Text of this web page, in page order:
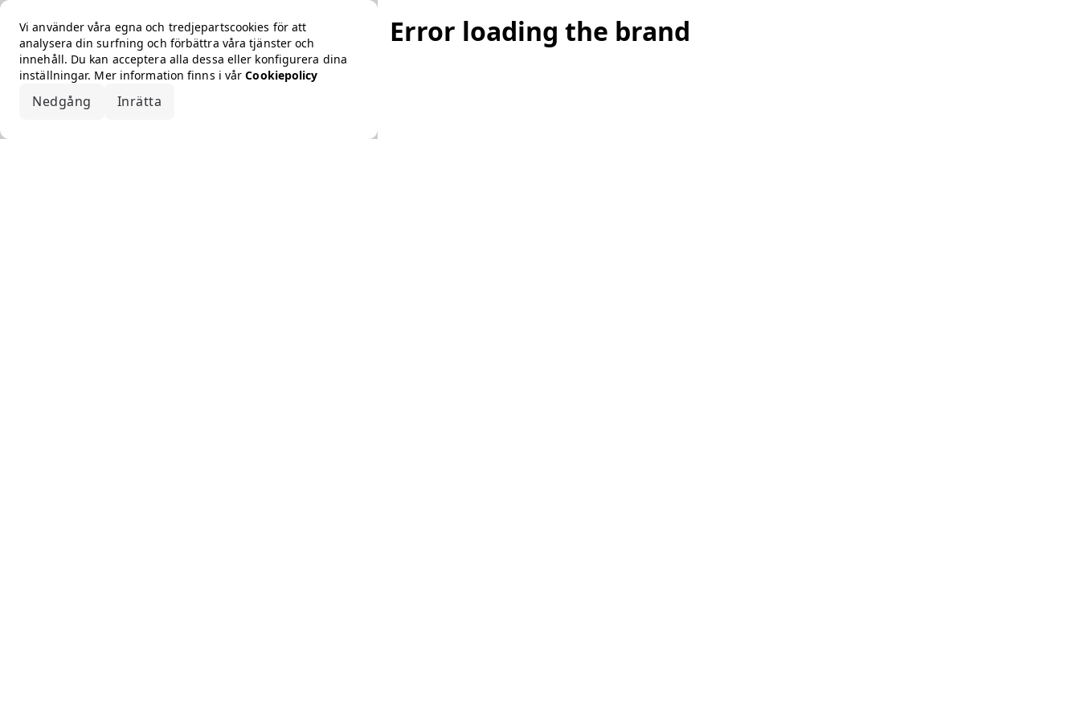
Vi använder våra egna och tredjepartscookies för att
analysera din surfning och förbättra våra tjänster och
innehåll. Du kan acceptera alla dessa eller konfigurera dina
inställningar. Mer information finns i vårCookiepolicy
Nedgång Inrätta
Error loading the brand